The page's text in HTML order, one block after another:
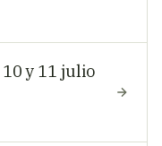
y 11 julio